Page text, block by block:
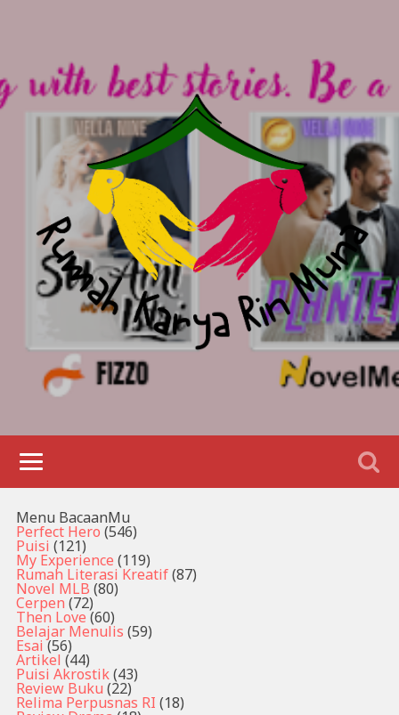
Menu BacaanMu
Perfect Hero (546)
Puisi (121)
My Experience (119)
Rumah Literasi Kreatif(87)
Novel MLB (80)
Cerpen (72)
Then Love (60)
Belajar Menulis (59)
Esai (56)
Artikel (44)
Puisi Akrostik(43)
Review Buku (22)
Relima Perpusnas RI (18)